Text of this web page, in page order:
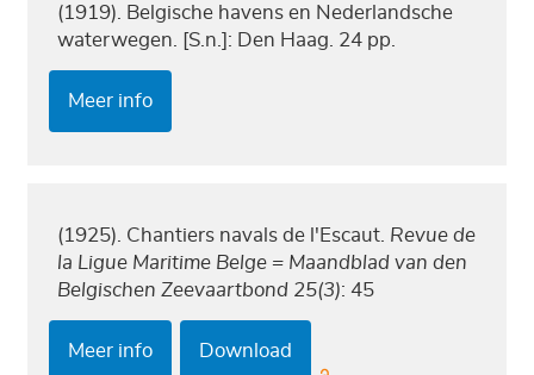
(1919). Belgische havens en Nederlandsche
waterwegen. [S.n.]: Den Haag. 24 pp.
Meer info
(1925). Chantiers navals de l'Escaut. Revue de
la Ligue Maritime Belge = Maandblad van den
Belgischen Zeevaartbond 25(3): 45
Meer info Download